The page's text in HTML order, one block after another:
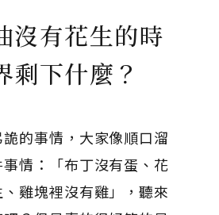
沒有花生的時
剩下什麼？
的事情，大家像順口溜
情：「布丁沒有蛋、花
雞塊裡沒有雞」，聽來